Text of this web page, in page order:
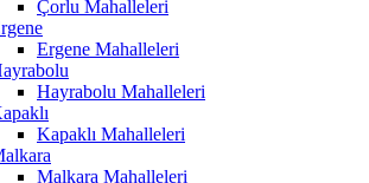
Çorlu Mahalleleri
Ergene Mahalleleri
Hayrabolu Mahalleleri
Kapaklı Mahalleleri
Malkara Mahalleleri